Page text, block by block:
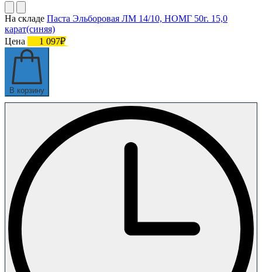
На складе Паста Эльборовая ЛМ 14/10, НОМГ 50г. 15,0
карат(синяя)
Цена
1 097₽
В корзину